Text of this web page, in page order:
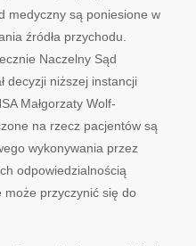
medyczny są poniesione w
źródła przychodu.
Naczelny Sąd
decyzji niższej instancji
Małgorzaty Wolf-
na rzecz pacjentów są
wykonywania przez
odpowiedzialnością
może przyczynić się do